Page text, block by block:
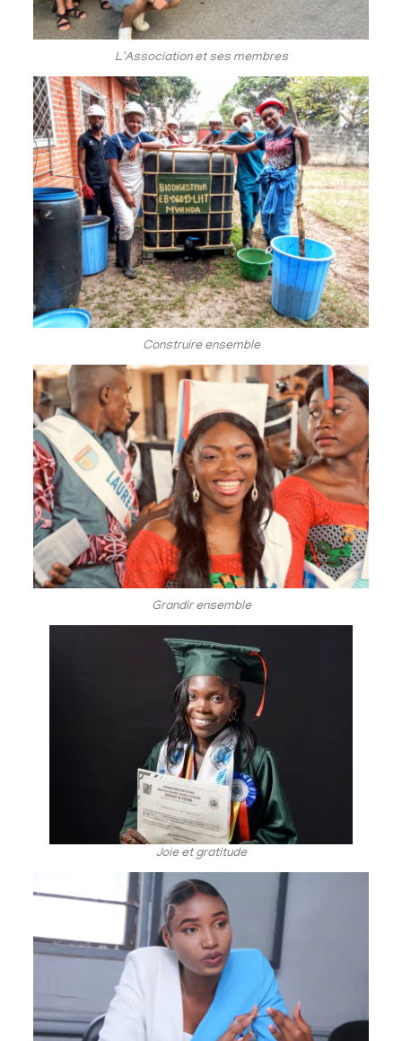
L'Association et ses membres
Construire ensemble
Grandir ensemble
Joie et gratitude